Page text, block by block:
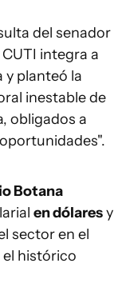
del senador
integra a
y planteó la
inestable de
obligados a
Botana
en dólaresy
sector en el
el histórico